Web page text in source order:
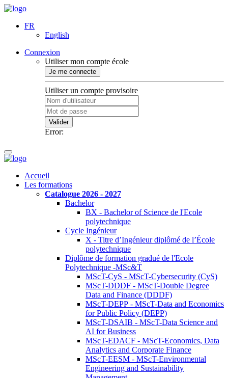
FR
English
Connexion
Utiliser mon compte école
Je me connecte
Utiliser un compte provisoire
Valider
Error:
Accueil
Les formations
Catalogue 2026 - 2027
Bachelor
BX - Bachelor of Science de l'Ecole
polytechnique
Cycle Ingénieur
X - Titre d’Ingénieur diplômé de l’École
polytechnique
Diplôme de formation gradué de l'Ecole
Polytechnique -MSc&T
MScT-CyS - MScT-Cybersecurity (CyS)
MScT-DDDF - MScT-Double Degree
Data and Finance (DDDF)
MScT-DEPP - MScT-Data and Economics
for Public Policy (DEPP)
MScT-DSAIB - MScT-Data Science and
AI for Business
MScT-EDACF - MScT-Economics, Data
Analytics and Corporate Finance
MScT-EESM - MScT-Environmental
Engineering and Sustainability